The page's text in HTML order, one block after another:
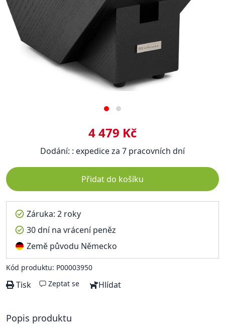
4 479 Kč
Dodání: : expedice za 7 pracovních dní
Přidat do košíku
Záruka: 2 roky
30 dní na vrácení peněz
Země původu Německo
Kód produktu: P00003950
Tisk Zeptat se Hlídat
Popis produktu